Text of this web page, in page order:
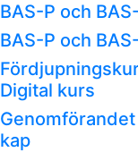
BAS-P och
BAS-P och
Digital kurs
kap